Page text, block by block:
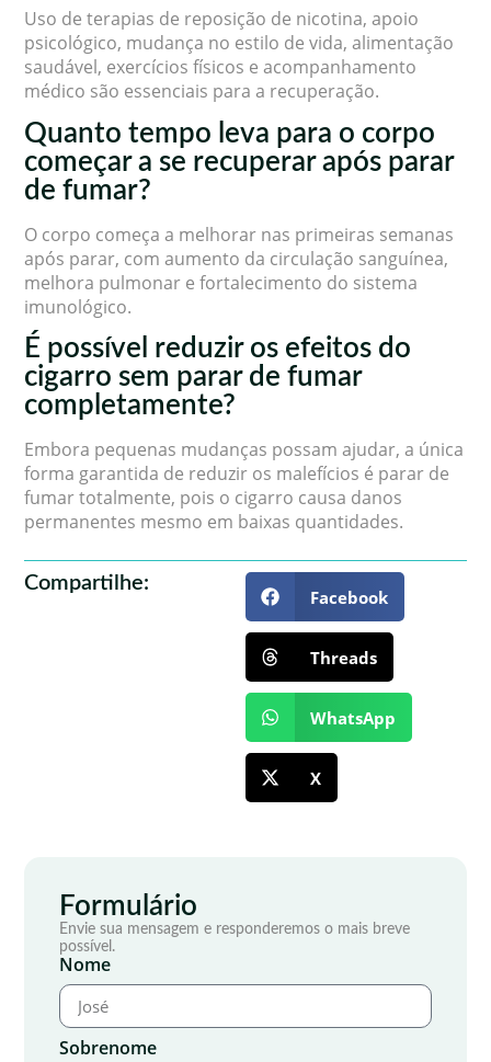
Uso de terapias de reposição de nicotina, apoio
psicológico, mudança no estilo de vida, alimentação
saudável, exercícios físicos e acompanhamento
médico são essenciais para a recuperação.
Quanto tempo leva para o corpo
começar a se recuperar após parar
de fumar?
O corpo começa a melhorar nas primeiras semanas
após parar, com aumento da circulação sanguínea,
melhora pulmonar e fortalecimento do sistema
imunológico.
É possível reduzir os efeitos do
cigarro sem parar de fumar
completamente?
Embora pequenas mudanças possam ajudar, a única
forma garantida de reduzir os malefícios é parar de
fumar totalmente, pois o cigarro causa danos
permanentes mesmo em baixas quantidades.
Compartilhe:
Facebook
Threads
WhatsApp
X
Formulário
Envie sua mensagem e responderemos o mais breve
possível.
Nome
Sobrenome